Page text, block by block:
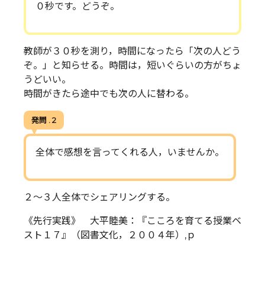
０秒です。どうぞ。
教師が３０秒を測り，時間になったら「次の人どう
ぞ。」と知らせる。時間は，短いぐらいの方がちょ
うどいい。
時間がきたら途中でも次の人に替わる。
発問 . 2
全体で感想を言ってくれる人，いませんか。
２～３人全体でシェアリングする。
《先行実践》 大平睦美：『こころを育てる授業ベ
スト１７』（図書文化，２００４年）,ｐ